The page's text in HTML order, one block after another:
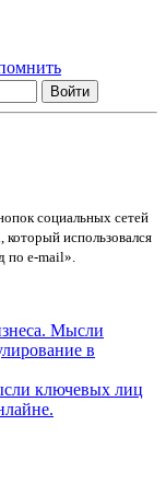
социальных сетей
использовался
по e-mail».
ключевых лиц